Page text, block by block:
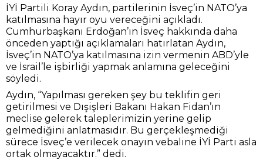
İYİ Partili Koray Aydın, partilerinin İsveç’in NATO’ya
katılmasına hayır oyu vereceğini açıkladı.
Cumhurbaşkanı Erdoğan’ın İsveç hakkında daha
önceden yaptığı açıklamaları hatırlatan Aydın,
İsveç’in NATO’ya katılmasına izin vermenin ABD’yle
ve İsrail’le işbirliği yapmak anlamına geleceğini
söyledi.
Aydın, “Yapılması gereken şey bu teklifin geri
getirilmesi ve Dışişleri Bakanı Hakan Fidan’ın
meclise gelerek taleplerimizin yerine gelip
gelmediğini anlatmasıdır. Bu gerçekleşmediği
sürece İsveç’e verilecek onayın vebaline İYİ Parti asla
ortak olmayacaktır.” dedi.